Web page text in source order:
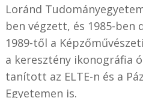
Loránd
ben végzett, és 1985-
1989-től a
a keresztény ikonográfia
tanított az ELTE-n és a
Egyetemen is.